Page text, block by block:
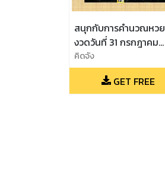
สนุกกับการคำนวณหวย
งวดวันที่ 31 กรกฎาคม
2566
คิดจัง
GET FREE